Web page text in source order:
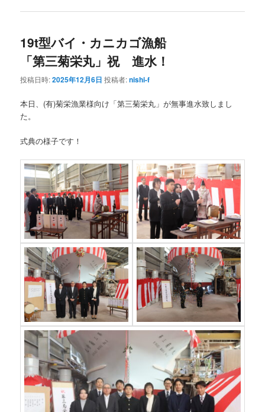
19t型バイ・カニカゴ漁船
「第三菊栄丸」祝 進水！
投稿日時:2025年12月6日 投稿者:nishi-f
本日、(有)菊栄漁業様向け「第三菊栄丸」が無事進水致しまし
た。
式典の様子です！